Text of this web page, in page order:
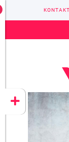
CONZEPT 16
YEET
KONTAKT